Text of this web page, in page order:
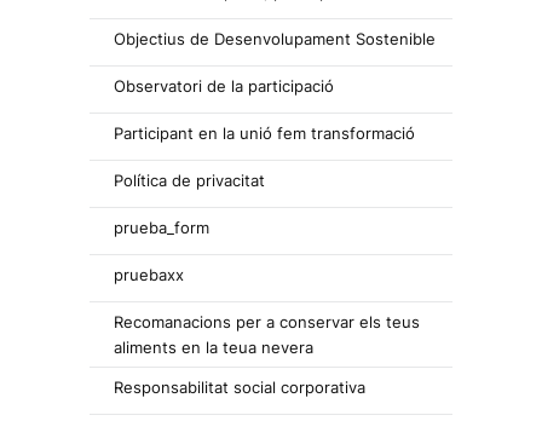
Objectius de Desenvolupament Sostenible
Observatori de la participació
Participant en la unió fem transformació
Política de privacitat
prueba_form
pruebaxx
Recomanacions per a conservar els teus
aliments en la teua nevera
Responsabilitat social corporativa